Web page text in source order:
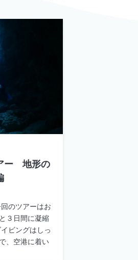
ー 地形の
のツアーはお
３日間に凝縮
ビングはしっ
、空港に着い